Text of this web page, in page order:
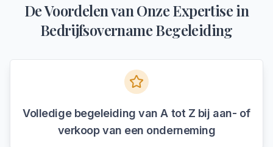
De Voordelen van Onze Expertise in
Bedrijfsovername Begeleiding
Volledige begeleiding van A tot Z bij aan- of
verkoop van een onderneming